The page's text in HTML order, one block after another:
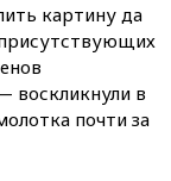
картину да
воскликнули в
почти за